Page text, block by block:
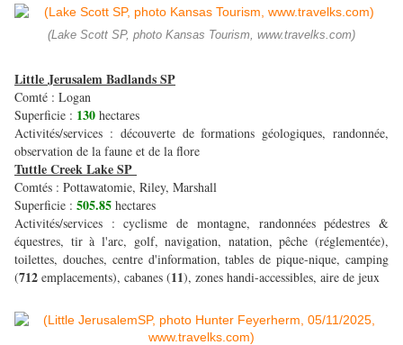
(Lake Scott SP, photo Kansas Tourism, www.travelks.com)
Little Jerusalem Badlands SP
Comté : Logan
Superficie : 130 hectares
Activités/services : découverte de formations géologiques, randonnée,
observation de la faune et de la flore
Tuttle Creek Lake SP
Comtés : Pottawatomie, Riley, Marshall
Superficie : 505.85 hectares
Activités/services : cyclisme de montagne, randonnées pédestres &
équestres, tir à l'arc, golf, navigation, natation, pêche (réglementée),
toilettes, douches, centre d'information, tables de pique-nique, camping
(712 emplacements), cabanes (11), zones handi-accessibles, aire de jeux